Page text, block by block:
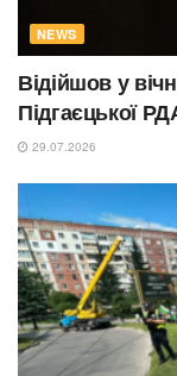
NEWS
Відійшов у
Підгаєцької
29.07.2026